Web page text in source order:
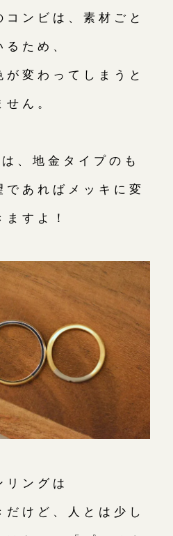
ンビは、素材ごと
ため、
変わってしまうと
ん。
、地金タイプのも
あればメッキに変
すよ！
リングは
だけど、人とは少し